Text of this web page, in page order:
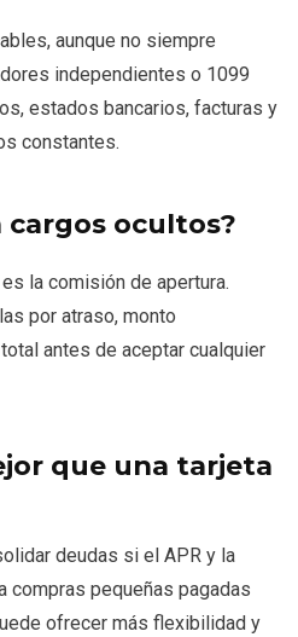
aunque no siempre
independientes o 1099
estados bancarios, facturas y
constantes.
cargos ocultos?
la comisión de apertura.
por atraso, monto
antes de aceptar cualquier
que una tarjeta
deudas si el APR y la
compras pequeñas pagadas
ofrecer más flexibilidad y